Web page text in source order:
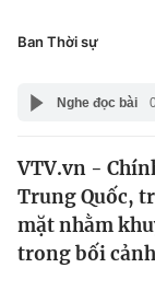
Pháp luật
Thế giới
Tin tức
Y tế
Công
Ban Thời sự
Nghe đọc bài
VTV.vn -
Trung Quốc,
mặt nhằm
trong bối